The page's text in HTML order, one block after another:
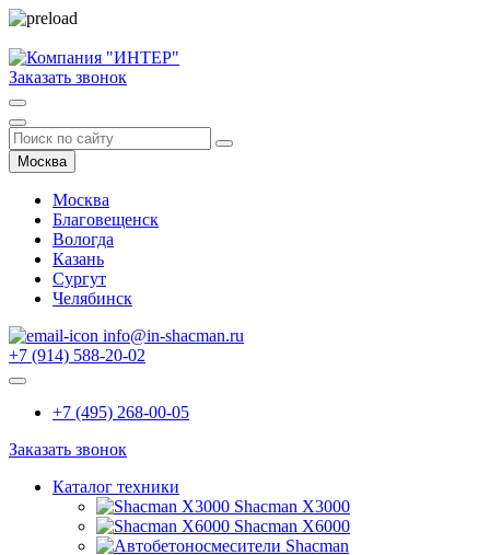
Заказать звонок
Москва
Москва
Благовещенск
Вологда
Казань
Сургут
Челябинск
info@in-shacman.ru
+7 (914) 588-20-02
+7 (495) 268-00-05
Заказать звонок
Каталог техники
Shacman X3000
Shacman X6000